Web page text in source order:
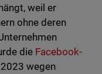
weil er
ohne deren
die Facebook-
wegen